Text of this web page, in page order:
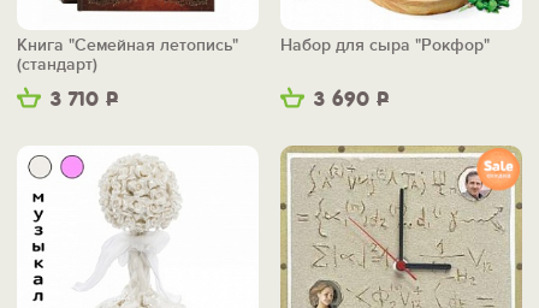
3 710 Р
Книга "Семейная летопись"
(стандарт)
3 690 Р
Набор для сыра "Рокфор"